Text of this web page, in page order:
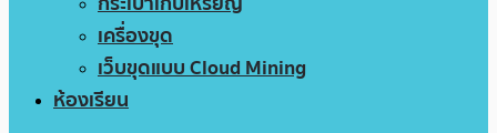
เครื่องขุด
เว็บขุดแบบ Cloud Mining
ห้องเรียน